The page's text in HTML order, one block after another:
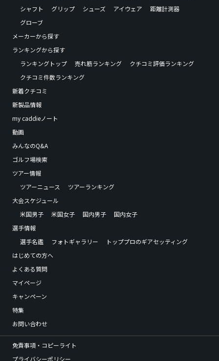
シャフト
グリップ シューズ アイウェア
距離計測器
グローブ
メーカーから探す
ランキングから探す
ランキングトップ
売れ筋ランキング
クチコミ評価ランキング
クチコミ件数ランキング
新着クチコミ
新製品情報
my caddieノート
動画
みんなのQ&A
ゴルフ場検索
ツアー情報
ツアーニュース
ツアーランキング
大会スケジュール
米国男子
米国女子 国内男子
国内女子
選手情報
選手名鑑
フォトギャラリー
トッププロのギアセッティング
はじめての方へ
よくある質問
マイページ
キャンペーン
特集
お問い合わせ
免責事項・コピーライト
プライバシーポリシー